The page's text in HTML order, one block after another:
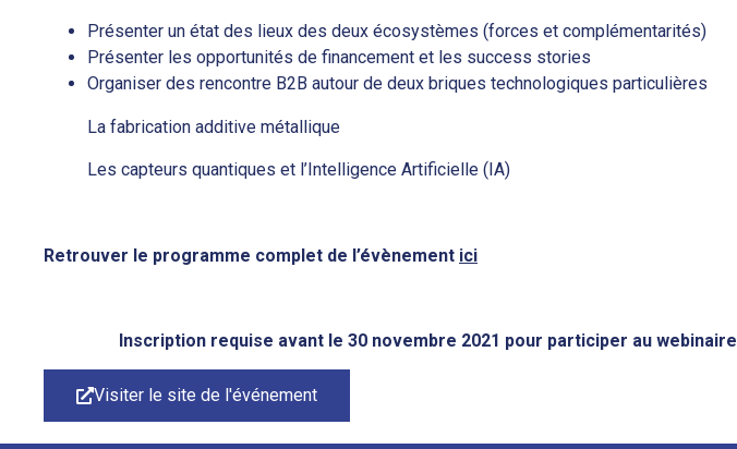
Présenter un état des lieux des deux écosystèmes (forces et complémentarités)
Présenter les opportunités de financement et les success stories
Organiser des rencontre B2B autour de deux briques technologiques particulières
La fabrication additive métallique
Les capteurs quantiques et l’Intelligence Artificielle (IA)
Retrouver le programme complet de l’évènement ici
Inscription requise avant le 30 novembre 2021 pour participer au webinaire
Visiter le site de l'événement